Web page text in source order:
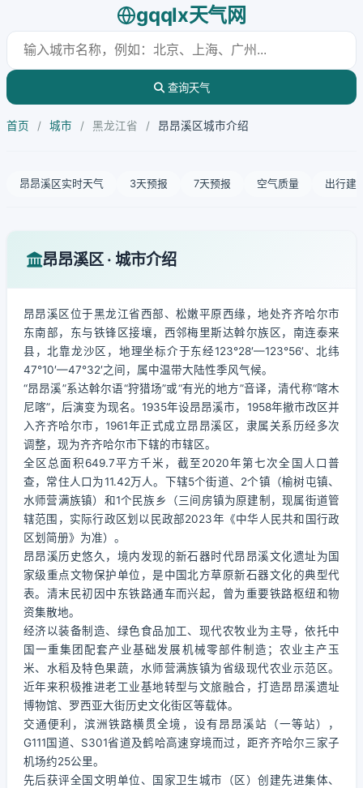
gqqlx天气网
查询天气
首页 / 城市 / 黑龙江省 / 昂昂溪区城市介绍
昂昂溪区实时天气 3天预报 7天预报 空气质量 出行建
昂昂溪区 · 城市介绍
昂昂溪区位于黑龙江省西部、松嫩平原西缘，地处齐齐哈尔市
东南部，东与铁锋区接壤，西邻梅里斯达斡尔族区，南连泰来
县，北靠龙沙区，地理坐标介于东经123°28′—123°56′、北纬
47°10′—47°32′之间，属中温带大陆性季风气候。
“昂昂溪”系达斡尔语“狩猎场”或“有光的地方”音译，清代称“喀木
尼喀”，后演变为现名。1935年设昂昂溪市，1958年撤市改区并
入齐齐哈尔市，1961年正式成立昂昂溪区，隶属关系历经多次
调整，现为齐齐哈尔市下辖的市辖区。
全区总面积649.7平方千米，截至2020年第七次全国人口普
查，常住人口为11.42万人。下辖5个街道、2个镇（榆树屯镇、
水师营满族镇）和1个民族乡（三间房镇为原建制，现属街道管
辖范围，实际行政区划以民政部2023年《中华人民共和国行政
区划简册》为准）。
昂昂溪历史悠久，境内发现的新石器时代昂昂溪文化遗址为国
家级重点文物保护单位，是中国北方草原新石器文化的典型代
表。清末民初因中东铁路通车而兴起，曾为重要铁路枢纽和物
资集散地。
经济以装备制造、绿色食品加工、现代农牧业为主导，依托中
国一重集团配套产业基础发展机械零部件制造；农业主产玉
米、水稻及特色果蔬，水师营满族镇为省级现代农业示范区。
近年来积极推进老工业基地转型与文旅融合，打造昂昂溪遗址
博物馆、罗西亚大街历史文化街区等载体。
交通便利，滨洲铁路横贯全境，设有昂昂溪站（一等站），
G111国道、S301省道及鹤哈高速穿境而过，距齐齐哈尔三家子
机场约25公里。
先后获评全国文明单位、国家卫生城市（区）创建先进集体、